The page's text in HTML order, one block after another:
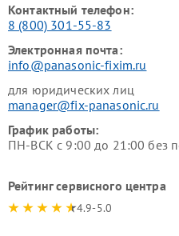
Контактный телефон:
8 (800) 301-55-83
Электронная почта:
info@panasonic-fixim.ru
для юридических лиц
manager@fix-panasonic.ru
График работы:
ПН-ВСК с 9:00 до 21:00 без
Рейтинг сервисного центра
4.9-5.0